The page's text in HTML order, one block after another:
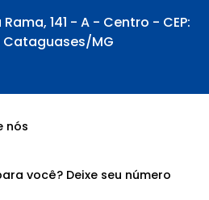
141 - A - Centro - CEP:
MG
nós
você? Deixe seu número